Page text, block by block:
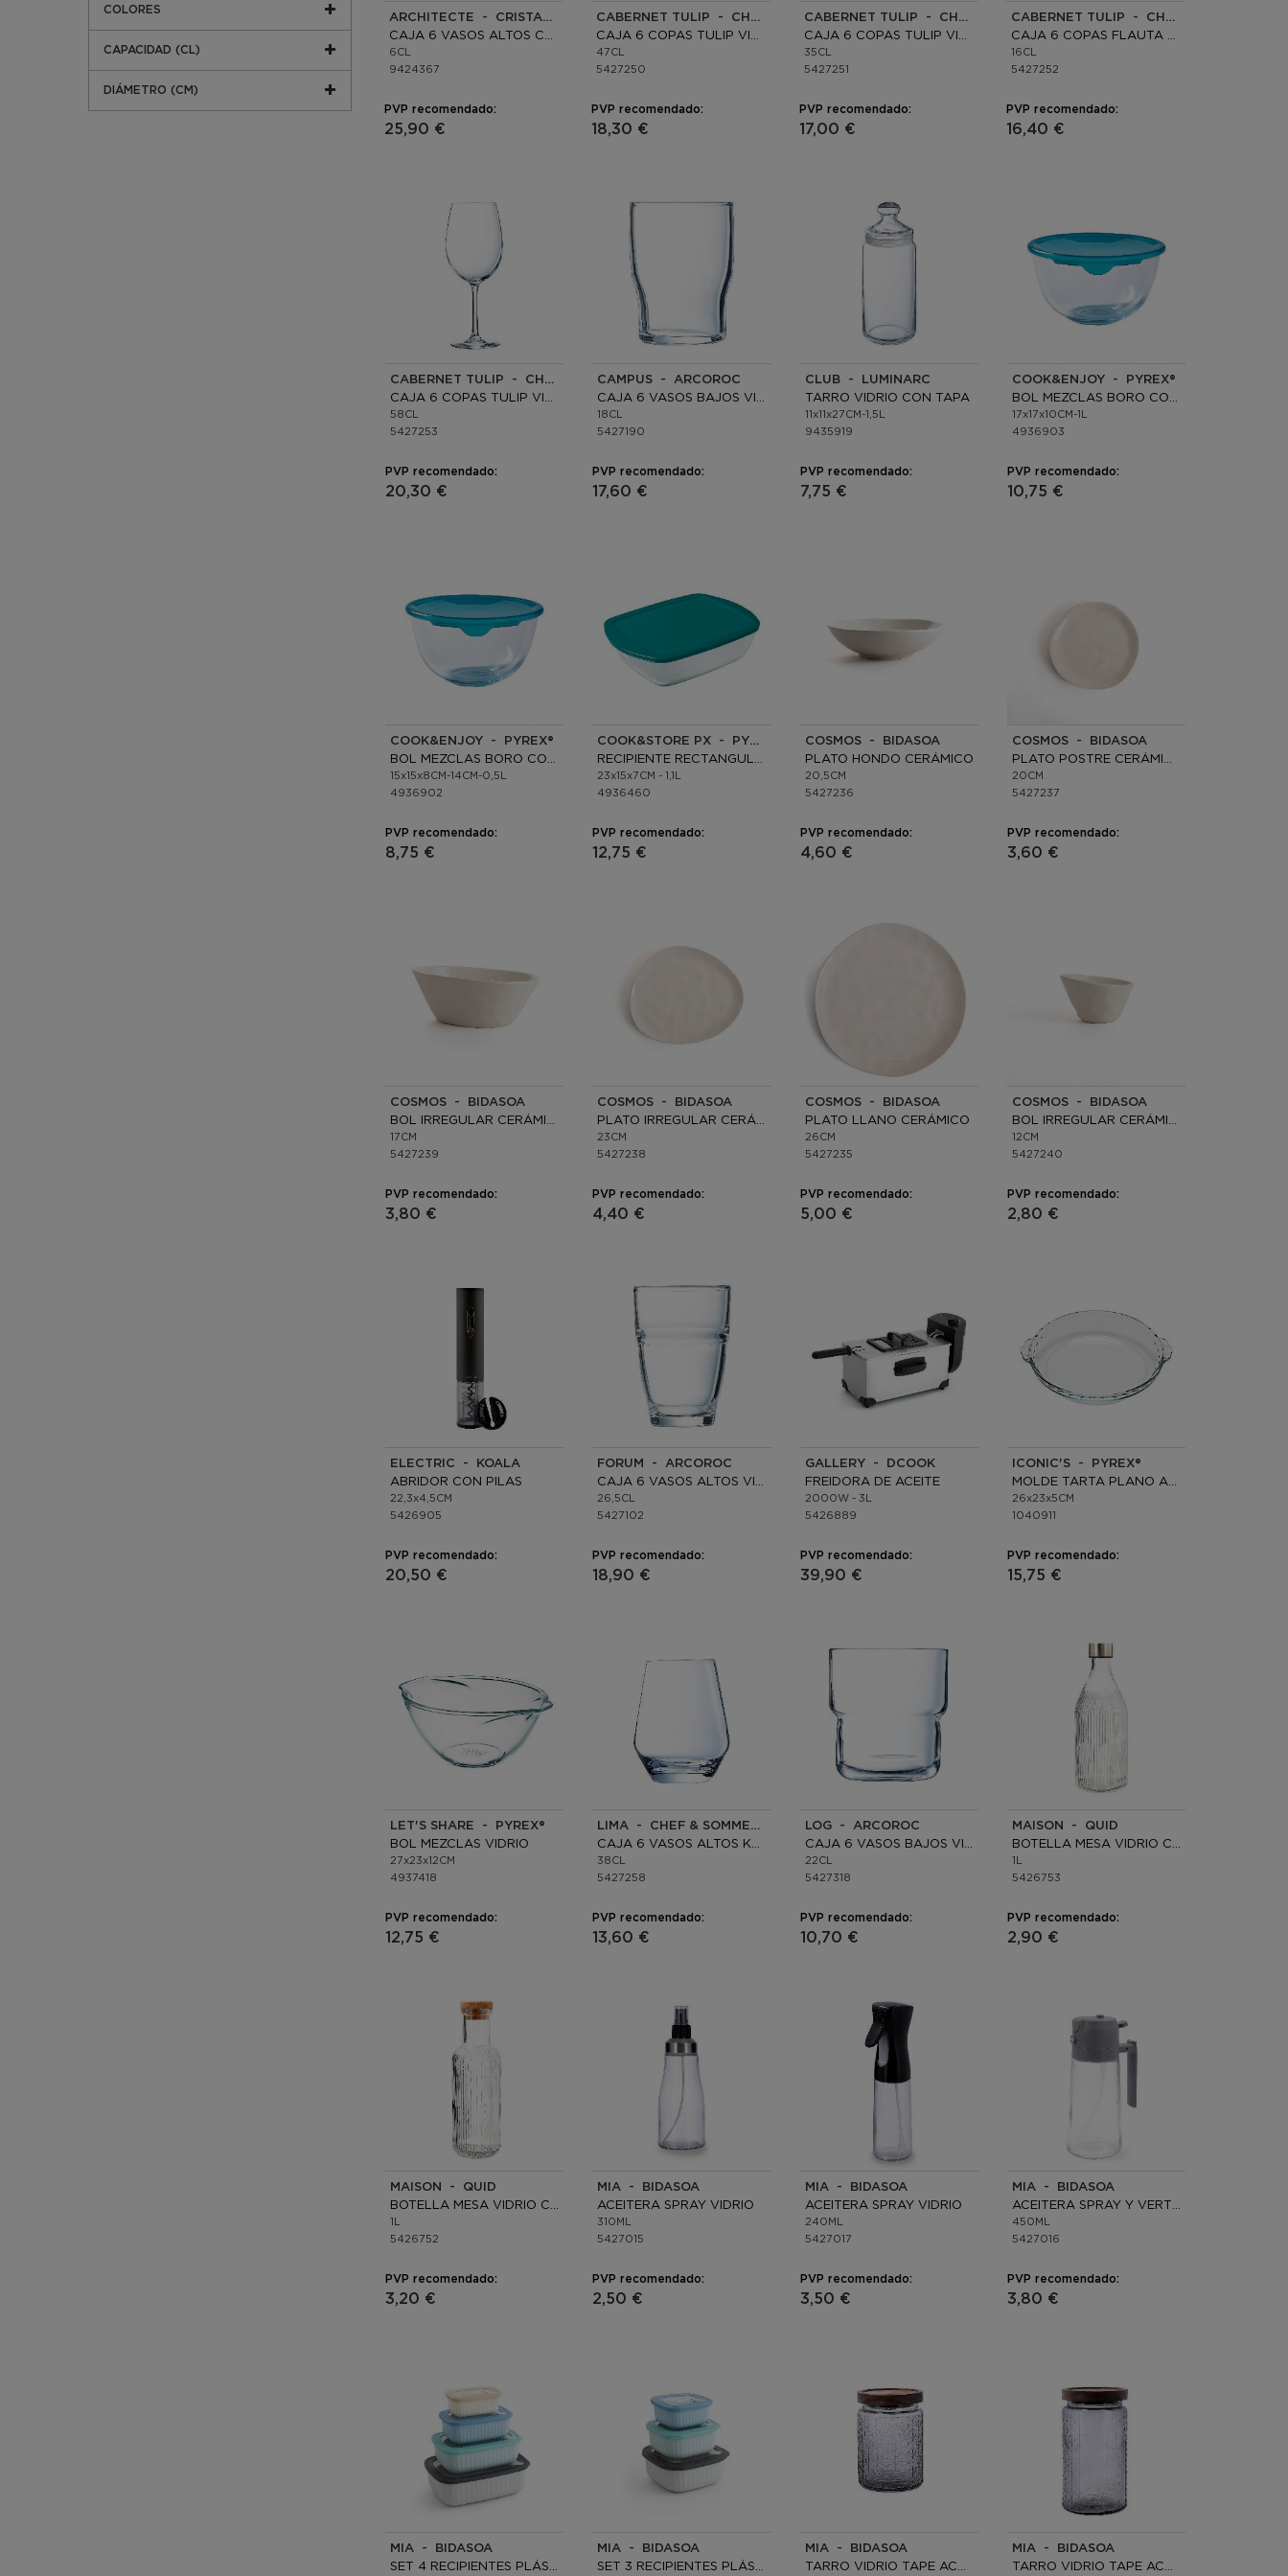
COLORES
CAPACIDAD (CL)
DIÁMETRO (CM)
ARCHITECTE - CRISTAL D'ARQUES
6CL
9424367
PVP recomendado:
25,90 €
CABERNET TULIP - CHEF & SOMMELIER
47CL
5427250
PVP recomendado:
18,30 €
CABERNET TULIP - CHEF & SOMMELIER
35CL
5427251
PVP recomendado:
17,00 €
CABERNET TULIP - CHEF & SOMMELIER
16CL
5427252
PVP recomendado:
16,40 €
CABERNET TULIP - CHEF & SOMMELIER
58CL
5427253
PVP recomendado:
20,30 €
CAMPUS - ARCOROC
18CL
5427190
PVP recomendado:
17,60 €
CLUB - LUMINARC
TARRO VIDRIO CON TAPA
11x11x27CM-1,5L
9435919
PVP recomendado:
7,75 €
COOK&ENJOY - PYREX®
17x17x10CM-1L
4936903
PVP recomendado:
10,75 €
COOK&ENJOY - PYREX®
15x15x8CM-14CM-0,5L
4936902
PVP recomendado:
8,75 €
COOK&STORE PX - PYREX®
23x15x7CM - 1,1L
4936460
PVP recomendado:
12,75 €
COSMOS - BIDASOA
PLATO HONDO CERÁMICO
20,5CM
5427236
PVP recomendado:
4,60 €
COSMOS - BIDASOA
20CM
5427237
PVP recomendado:
3,60 €
COSMOS - BIDASOA
17CM
5427239
PVP recomendado:
3,80 €
COSMOS - BIDASOA
23CM
5427238
PVP recomendado:
4,40 €
COSMOS - BIDASOA
PLATO LLANO CERÁMICO
26CM
5427235
PVP recomendado:
5,00 €
COSMOS - BIDASOA
12CM
5427240
PVP recomendado:
2,80 €
ELECTRIC - KOALA
ABRIDOR CON PILAS
22,3x4,5CM
5426905
PVP recomendado:
20,50 €
FORUM - ARCOROC
26,5CL
5427102
PVP recomendado:
18,90 €
GALLERY - DCOOK
FREIDORA DE ACEITE
2000W - 3L
5426889
PVP recomendado:
39,90 €
ICONIC'S - PYREX®
26x23x5CM
1040911
PVP recomendado:
15,75 €
LET'S SHARE - PYREX®
BOL MEZCLAS VIDRIO
27x23x12CM
4937418
PVP recomendado:
12,75 €
LIMA - CHEF & SOMMELIER
38CL
5427258
PVP recomendado:
13,60 €
LOG - ARCOROC
22CL
5427318
PVP recomendado:
10,70 €
MAISON - QUID
1L
5426753
PVP recomendado:
2,90 €
MAISON - QUID
1L
5426752
PVP recomendado:
3,20 €
MIA - BIDASOA
ACEITERA SPRAY VIDRIO
310ML
5427015
PVP recomendado:
2,50 €
MIA - BIDASOA
ACEITERA SPRAY VIDRIO
240ML
5427017
PVP recomendado:
3,50 €
MIA - BIDASOA
450ML
5427016
PVP recomendado:
3,80 €
MIA - BIDASOA MIA - BIDASOA MIA - BIDASOA MIA - BIDASOA